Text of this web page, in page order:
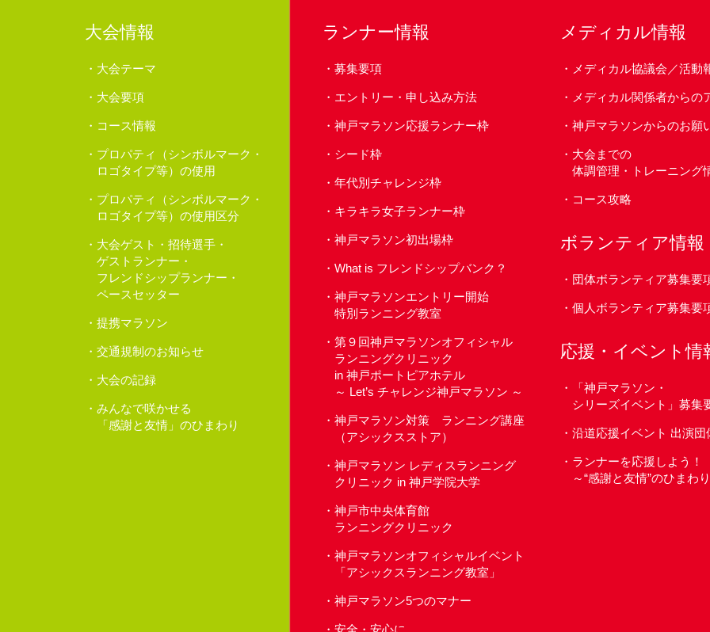
大会情報
大会テーマ
大会要項
コース情報
プロパティ（シンボルマーク・
ロゴタイプ等）の使用
プロパティ（シンボルマーク・
ロゴタイプ等）の使用区分
大会ゲスト・招待選手・
ゲストランナー・
フレンドシップランナー・
ペースセッター
提携マラソン
交通規制のお知らせ
大会の記録
みんなで咲かせる
「感謝と友情」のひまわり
ランナー情報
募集要項
エントリー・申し込み方法
神戸マラソン応援ランナー枠
シード枠
年代別チャレンジ枠
キラキラ女子ランナー枠
神戸マラソン初出場枠
What is フレンドシップバンク？
神戸マラソンエントリー開始
特別ランニング教室
第９回神戸マラソンオフィシャル
ランニングクリニック
in 神戸ポートピアホテル
～ Let’s チャレンジ神戸マラソン ～
神戸マラソン対策 ランニング講座
（アシックスストア）
神戸マラソン レディスランニング
クリニック in 神戸学院大学
神戸市中央体育館
ランニングクリニック
神戸マラソンオフィシャルイベント
「アシックスランニング教室」
神戸マラソン5つのマナー
安全・安心に
メディカル情報
メディカル協議会／活動
メディカル関係者からの
神戸マラソンからのお願
大会までの
体調管理・トレーニング
コース攻略
ボランティア情報
団体ボランティア募集要
個人ボランティア募集要
応援・イベント情
「神戸マラソン・
シリーズイベント」募集
沿道応援イベント 出演団
ランナーを応援しよう！
～“感謝と友情”のひまわ